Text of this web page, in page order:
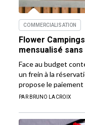
COMMERCIALISATION
Flower
mensualisé
Face au budget
un frein à la
propose le
PAR BRUNO LACROIX